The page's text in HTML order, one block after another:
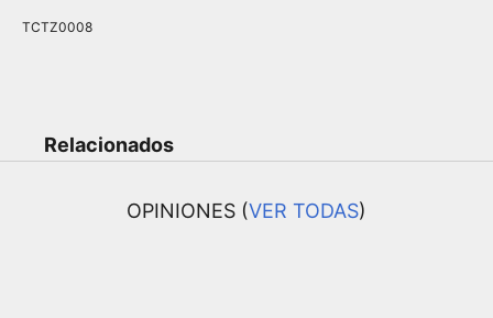
TCTZ0008
Relacionados
OPINIONES (VER TODAS)